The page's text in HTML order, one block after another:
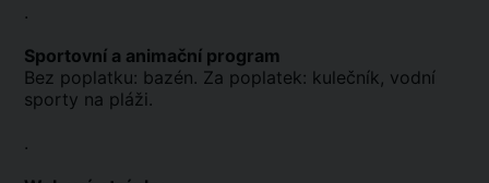
.
Sportovní a animační program
Bez poplatku: bazén. Za poplatek: kulečník, vodní
sporty na pláži.
.